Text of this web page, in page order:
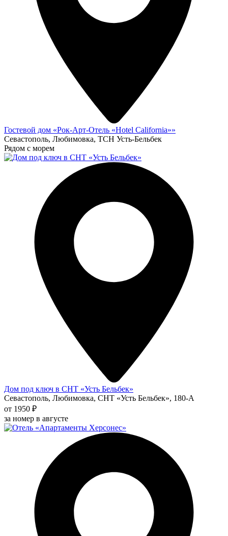
Гостевой дом «Рок-Арт-Отель «Hotel California»»
Севастополь, Любимовка, ТСН Усть-Бельбек
Рядом с морем
Дом под ключ в СНТ «Усть Бельбек»
Севастополь, Любимовка, СНТ «Усть Бельбек», 180-А
от 1950 ₽
за номер в августе